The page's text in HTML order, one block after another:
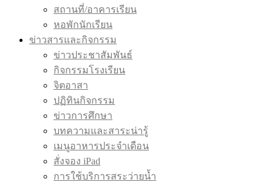
สถานที่/อาคารเรียน
หอพักนักเรียน
ข่าวสารและกิจกรรม
ข่าวประชาสัมพันธ์
กิจกรรมโรงเรียน
จิตอาสา
ปฏิทินกิจกรรม
ข่าวการศึกษา
บทความและสาระน่ารู้
เมนูอาหารประจำเดือน
สั่งจอง iPad
การใช้บริการสระว่ายน้ำ